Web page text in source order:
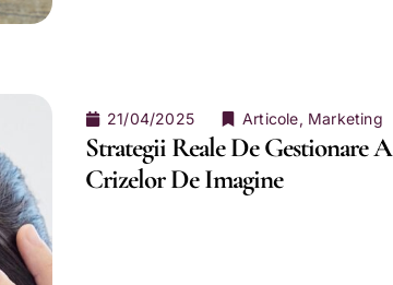
21/04/2025 Articole, Marketing
Strategii Reale De Gestionare A
Crizelor De Imagine